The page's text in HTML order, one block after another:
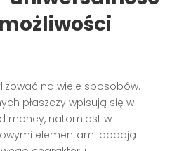
na wiele sposobów.
płaszczy wpisują się w
money, natomiast w
elementami dodają